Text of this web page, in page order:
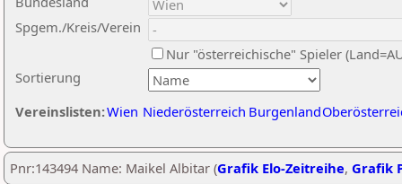
Sortierung
Spgem./Kreis/Verein
Nur "österreichische" Spieler
Vereinslisten:Wien Niederösterreich Burgenland
Pnr:143494 Name: Maikel Albitar (Grafik Elo-Zeitreihe, Grafik